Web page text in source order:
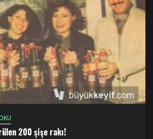
200 şişe rakı!